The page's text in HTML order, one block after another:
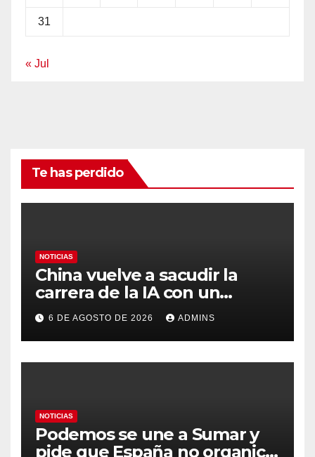
31
« Jul
Te has perdido
NOTICIAS
China vuelve a sacudir la
carrera de la IA con un
modelo capaz de trabajar
durante días sin intervención
humana
6 DE AGOSTO DE 2026 ADMINS
NOTICIAS
Podemos se une a Sumar y
pide que España no organice